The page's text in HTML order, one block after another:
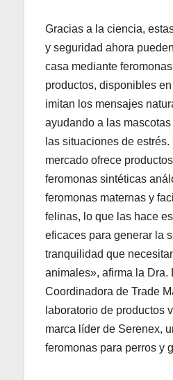
Gracias a la ciencia,
y seguridad ahora
casa mediante
productos, disponibles
imitan los mensajes
ayudando a las
las situaciones de estrés.
mercado ofrece
feromonas sintéticas
feromonas maternas y
felinas, lo que las hace
eficaces para generar la
tranquilidad que
animales», afirma la Dra.
Coordinadora de Trade
laboratorio de productos
marca líder de Serenex,
feromonas para perros y